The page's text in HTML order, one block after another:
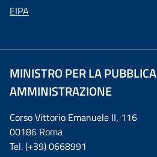
EIPA
MINISTRO PER LA PUBBLICA
AMMINISTRAZIONE
Corso Vittorio Emanuele II, 116
00186 Roma
Tel. (+39) 0668991